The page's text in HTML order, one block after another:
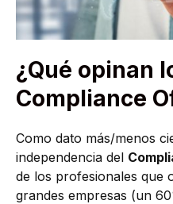
¿Qué opinan
Compliance
Como dato más/menos
independencia del
de los profesionales que
grandes empresas (un